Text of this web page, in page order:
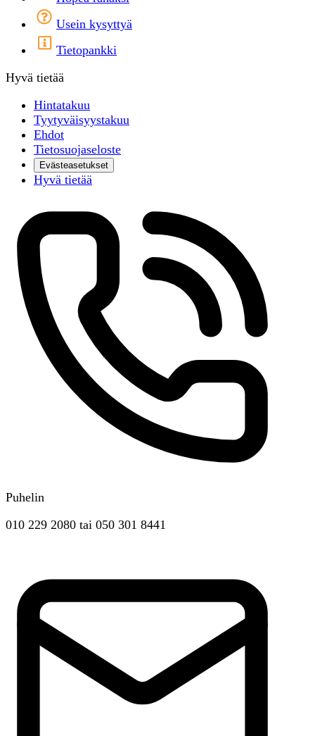
Usein kysyttyä
Tietopankki
Hyvä tietää
Hintatakuu
Tyytyväisyystakuu
Ehdot
Tietosuojaseloste
Evästeasetukset
Hyvä tietää
Puhelin
010 229 2080 tai 050 301 8441